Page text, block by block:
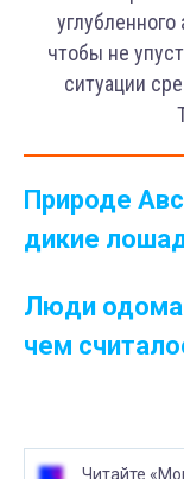
чтобы не
ситуации
Природе
дикие
Люди
чем
Читайте